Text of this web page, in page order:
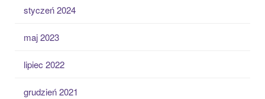
styczeń 2024
maj 2023
lipiec 2022
grudzień 2021